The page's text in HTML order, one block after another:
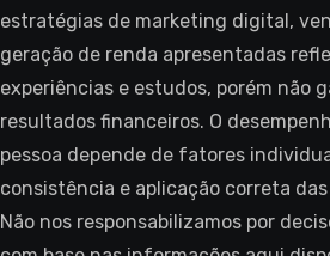
estratégias de marketing digital,
geração de renda apresentadas
experiências e estudos, porém não
resultados financeiros. O
pessoa depende de fatores
consistência e aplicação correta
Não nos responsabilizamos por